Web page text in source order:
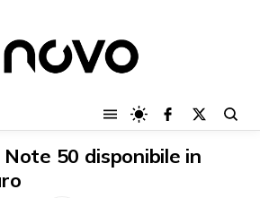
50 disponibile in